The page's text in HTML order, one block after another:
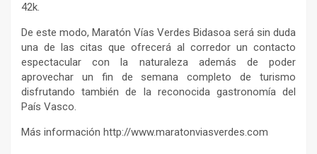
42k.
De este modo, Maratón Vías Verdes Bidasoa será sin duda
una de las citas que ofrecerá al corredor un contacto
espectacular con la naturaleza además de poder
aprovechar un fin de semana completo de turismo
disfrutando también de la reconocida gastronomía del
País Vasco.
Más información http://www.maratonviasverdes.com